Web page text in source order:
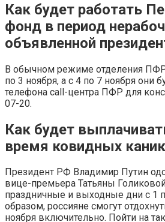
Как будет работать
фонд в период
объявленной
В обычном режиме отделения ПФР
по 3 ноября, а с 4 по 7 ноября они
телефона call-центра ПФР для
07-20.
Как будет
время ковидных
Президент РФ Владимир Путин
вице-премьера Татьяны
праздничные и выходные дни с 1
образом, россияне смогут
ноября включительно. Пойти на